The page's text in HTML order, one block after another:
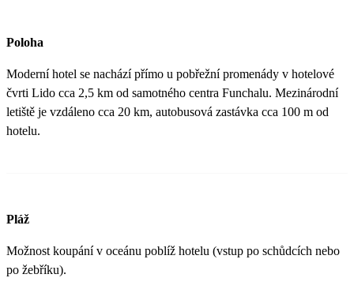
Poloha
Moderní hotel se nachází přímo u pobřežní promenády v hotelové
čvrti Lido cca 2,5 km od samotného centra Funchalu. Mezinárodní
letiště je vzdáleno cca 20 km, autobusová zastávka cca 100 m od
hotelu.
Pláž
Možnost koupání v oceánu poblíž hotelu (vstup po schůdcích nebo
po žebříku).